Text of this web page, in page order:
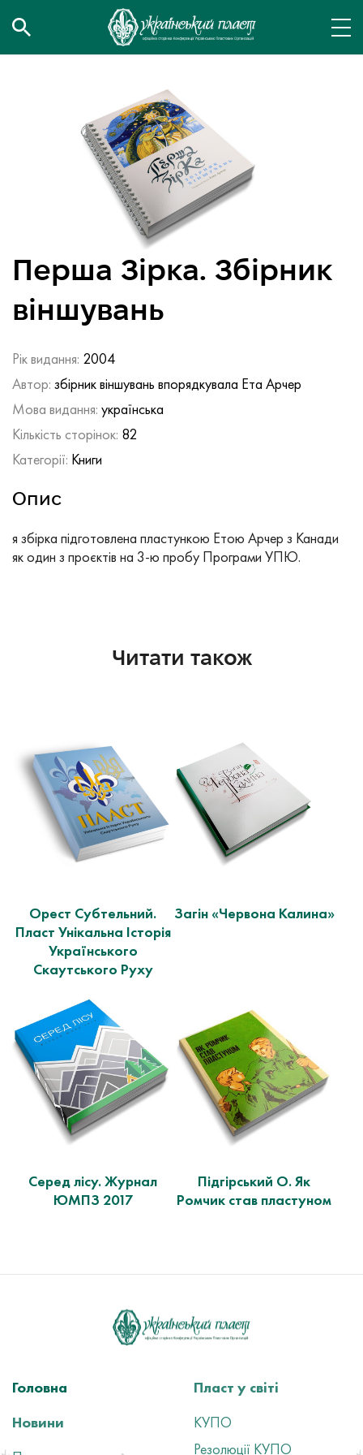
Перша Зірка. Збірник
віншувань
Рік видання: 2004
Автор: збірник віншувань впорядкувала Ета Арчер
Мова видання: українська
Кількість сторінок: 82
Категорії: Книги
Опис
я збірка підготовлена пластункою Етою Арчер з Канади
як один з проєктів на 3-ю пробу Програми УПЮ.
Читати також
Орест Субтельний.
Пласт Унікальна Історія
Українського
Скаутського Руху
Загін «Червона Калина»
Серед лісу. Журнал
ЮМПЗ 2017
Підгірський О. Як
Ромчик став пластуном
Головна
Новини
Пласт у світі
КУПО
Резолюції КУПО